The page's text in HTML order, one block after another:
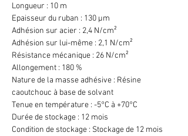
Longueur : 10 m
Epaisseur du ruban : 130 µm
Adhésion sur acier : 2,4 N/cm²
Adhésion sur lui-même : 2,1 N/cm²
Résistance mécanique : 26 N/cm²
Allongement : 180 %
Nature de la masse adhésive : Résine
caoutchouc à base de solvant
Tenue en température : -5°C à +70°C
Durée de stockage : 12 mois
Condition de stockage : Stockage de 12 mois